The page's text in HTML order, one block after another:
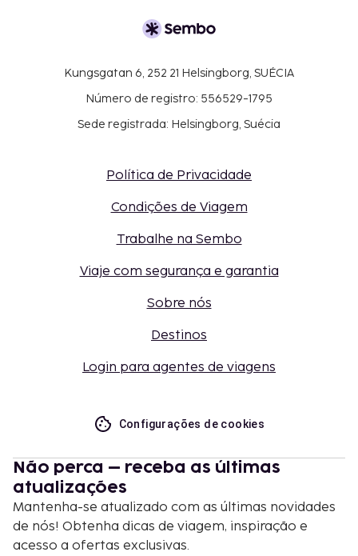
Kungsgatan 6, 252 21 Helsingborg, SUÉCIA
Número de registro: 556529-1795
Sede registrada: Helsingborg, Suécia
Política de Privacidade
Condições de Viagem
Trabalhe na Sembo
Viaje com segurança e garantia
Sobre nós
Destinos
Login para agentes de viagens
Configurações de cookies
Não perca – receba as últimas
atualizações
Mantenha-se atualizado com as últimas novidades
de nós! Obtenha dicas de viagem, inspiração e
acesso a ofertas exclusivas.